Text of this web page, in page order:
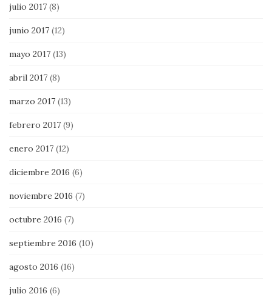
julio 2017 (8)
junio 2017 (12)
mayo 2017 (13)
abril 2017 (8)
marzo 2017 (13)
febrero 2017 (9)
enero 2017 (12)
diciembre 2016 (6)
noviembre 2016 (7)
octubre 2016 (7)
septiembre 2016 (10)
agosto 2016 (16)
julio 2016 (6)